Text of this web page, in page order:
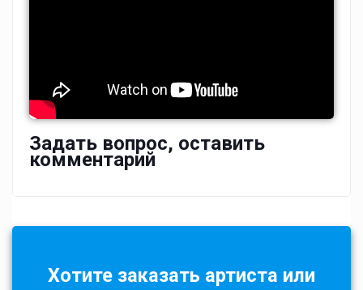
Задать вопрос, оставить
комментарий
Хотите заказать артиста или